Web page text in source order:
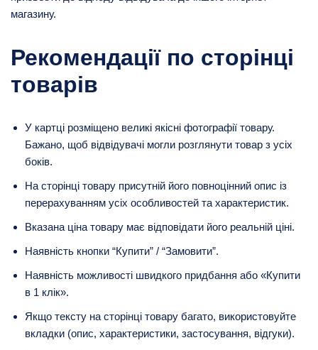
магазину.
Рекомендації по сторінці
товарів
У картці розміщено великі якісні фотографії товару.
Бажано, щоб відвідувачі могли розглянути товар з усіх
боків.
На сторінці товару присутній його повноцінний опис із
перерахуванням усіх особливостей та характеристик.
Вказана ціна товару має відповідати його реальній ціні.
Наявність кнопки “Купити” / “Замовити”.
Наявність можливості швидкого придбання або «Купити
в 1 клік».
Якщо тексту на сторінці товару багато, використовуйте
вкладки (опис, характеристики, застосування, відгуки).